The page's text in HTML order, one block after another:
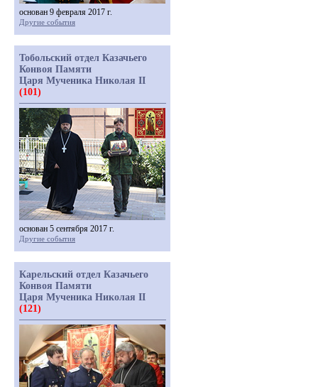
основан 9 февраля 2017 г.
Другие события
Тобольский отдел Казачьего
Конвоя Памяти
Царя Мученика Николая II
(101)
основан 5 сентября 2017 г.
Другие события
Карельский отдел Казачьего
Конвоя Памяти
Царя Мученика Николая II
(121)